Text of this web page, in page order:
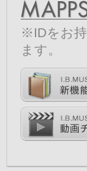
※IDをお
ます。